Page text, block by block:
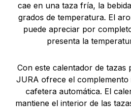
cae en una taza fría, la
grados de temperatura. El
puede apreciar por
presenta la
Con este calentador de tazas
JURA ofrece el complemento
cafetera automática. El
mantiene el interior de las